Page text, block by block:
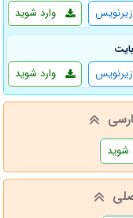
وارد شوید زیرنویس
وارد شوید زیرنویس
شوید